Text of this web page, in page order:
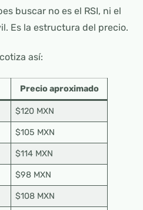
buscar no es el RSI, ni el
Es la estructura del precio.
así:
Precio aproximado
$120 MXN
$105 MXN
$114 MXN
$98 MXN
$108 MXN